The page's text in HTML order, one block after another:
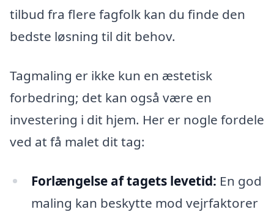
tilbud fra flere fagfolk kan du finde den
bedste løsning til dit behov.
Tagmaling er ikke kun en æstetisk
forbedring; det kan også være en
investering i dit hjem. Her er nogle fordele
ved at få malet dit tag:
Forlængelse af tagets levetid: En god
maling kan beskytte mod vejrfaktorer